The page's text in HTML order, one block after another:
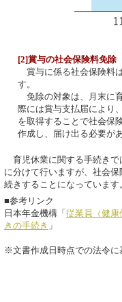
[2]賞与の社会保険料免除
賞与に係る社会保険料
す。
免除の対象は、月末に
際には賞与支払届により
を取得することで社会保
作成し、届け出る必要が
育児休業に関する手続きで
に分けて行いますが、社会
続きすることになっています
■参考リンク
日本年金機構「 従業員（健康
きの手続き 」
※文書作成日時点での法令